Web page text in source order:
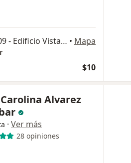
Reñaca Norte 25, Of. 509 - Edificio Vista Montemar, Viña del Mar • Mapa
$10
Alvarez
· Ver más
28 opiniones